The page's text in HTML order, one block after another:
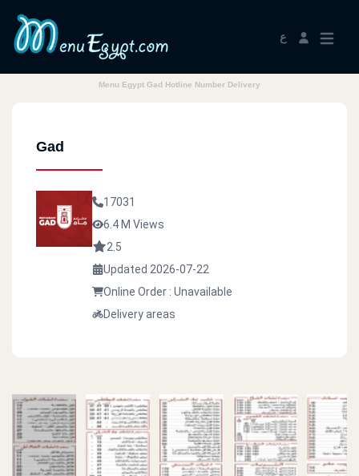
ع
Menu Egypt Gad Hotline Number Delivery
Gad
17031
6.4 M Views
2.5
Updated 2026-07-22
Online Order : Unavailable
Delivery areas